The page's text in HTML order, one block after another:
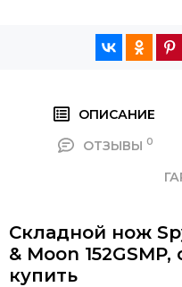
ОПИСАНИЕ
ОТЗЫВЫ 0
Складной нож
& Moon
купить